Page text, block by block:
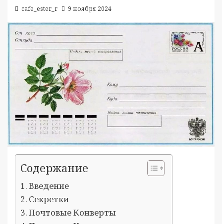
cafe_ester_r 9 ноября 2024
Содержание
Введение
Секретки
Почтовые Конверты